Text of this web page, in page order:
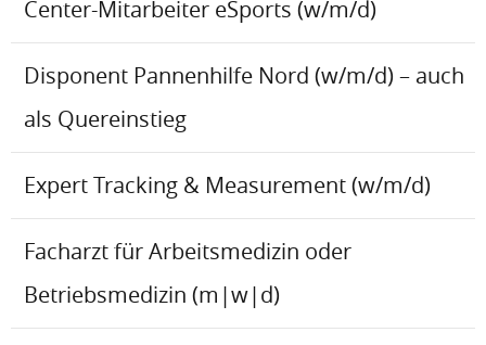
Center-Mitarbeiter eSports (w/m/d)
Disponent Pannenhilfe Nord (w/m/d) – auch
als Quereinstieg
Expert Tracking & Measurement (w/m/d)
Facharzt für Arbeitsmedizin oder
Betriebsmedizin (m|w|d)